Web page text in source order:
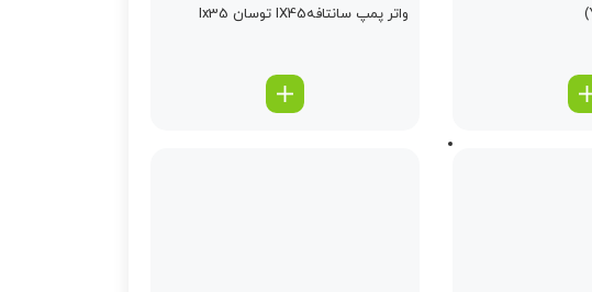
واتر پمپ سانتافهIX45 توسان Ix35